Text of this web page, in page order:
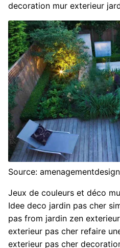
decoration mur exterieur
Source:
Jeux de couleurs et déco
Idee deco jardin pas cher
pas from jardin zen
exterieur pas cher refaire
exterieur pas cher